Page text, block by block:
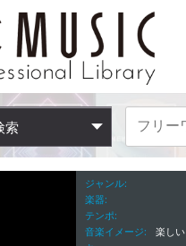
索
ジャンル
楽器
テンポ
音楽イメージ
楽しい